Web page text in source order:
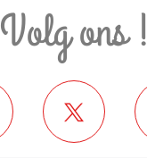
Volg ons !